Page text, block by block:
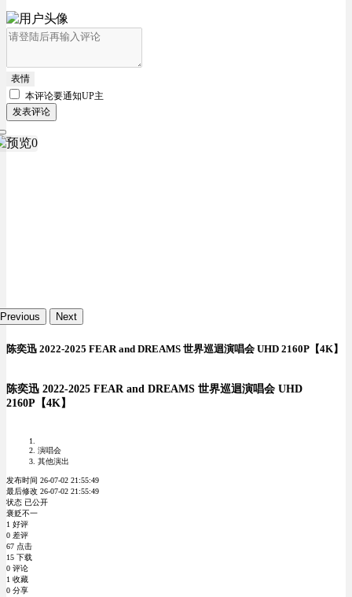
表情
本评论要通知UP主
发表评论
Previous Next
陈奕迅 2022-2025 FEAR and DREAMS 世界巡迴演唱会 UHD 2160P【4K】
陈奕迅 2022-2025 FEAR and DREAMS 世界巡迴演唱会 UHD
2160P【4K】
演唱会
其他演出
发布时间 26-07-02 21:55:49
最后修改 26-07-02 21:55:49
状态 已公开
褒贬不一
1 好评
0 差评
67 点击
15 下载
0 评论
1 收藏
0 分享